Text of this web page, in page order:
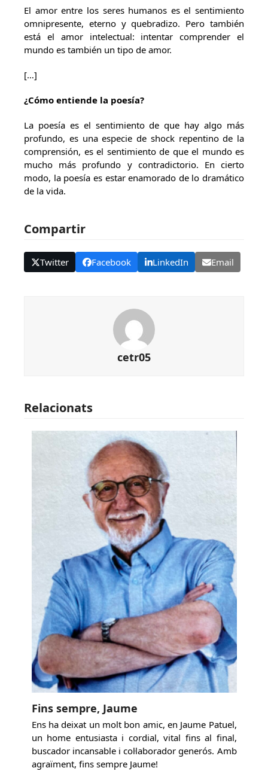
El amor entre los seres humanos es el sentimiento
omnipresente, eterno y quebradizo. Pero también
está el amor intelectual: intentar comprender el
mundo es también un tipo de amor.
[…]
¿Cómo entiende la poesía?
La poesía es el sentimiento de que hay algo más
profundo, es una especie de shock repentino de la
comprensión, es el sentimiento de que el mundo es
mucho más profundo y contradictorio. En cierto
modo, la poesía es estar enamorado de lo dramático
de la vida.
Compartir
Twitter Facebook LinkedIn Email
cetr05
Relacionats
Fins sempre, Jaume
Ens ha deixat un molt bon amic, en Jaume Patuel,
un home entusiasta i cordial, vital fins al final,
buscador incansable i col·laborador generós. Amb
agraïment, fins sempre Jaume!